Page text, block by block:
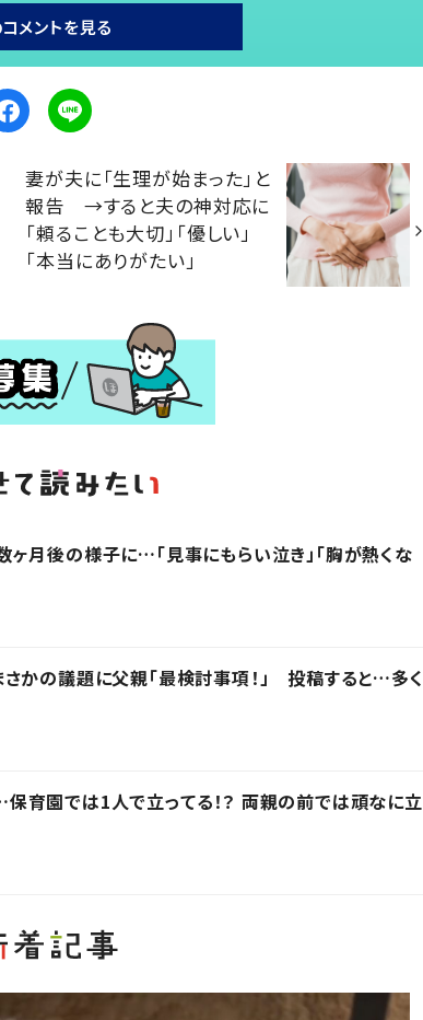
メントを見る
妻が夫に「生理が始まった」と
報告 →すると夫の神対応に
「頼ることも大切」「優しい」
「本当にありがたい」
ヶ月後の様子に…「見事にもらい泣き」「胸が熱くな
さかの議題に父親「最検討事項！」 投稿すると…多く
育園では1人で立ってる！？ 両親の前では頑なに立